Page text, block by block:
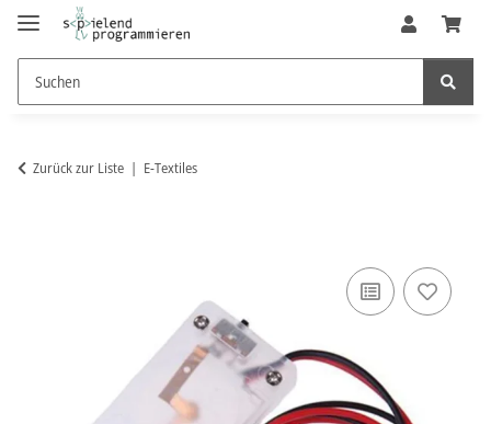
Zurück zur Liste E-Textiles